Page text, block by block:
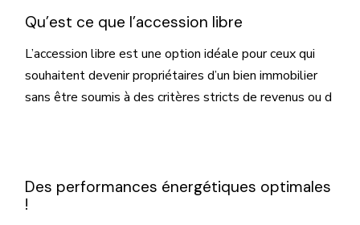
Qu’est ce que l’accession libre
L’accession libre est une option idéale pour ceux qui
souhaitent devenir propriétaires d’un bien immobilier
sans être soumis à des critères stricts de revenus ou d
Des performances énergétiques optimales
!